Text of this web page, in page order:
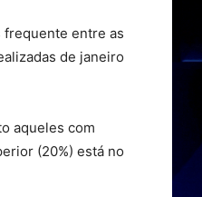
frequente entre as
de janeiro
aqueles com
(20%) está no